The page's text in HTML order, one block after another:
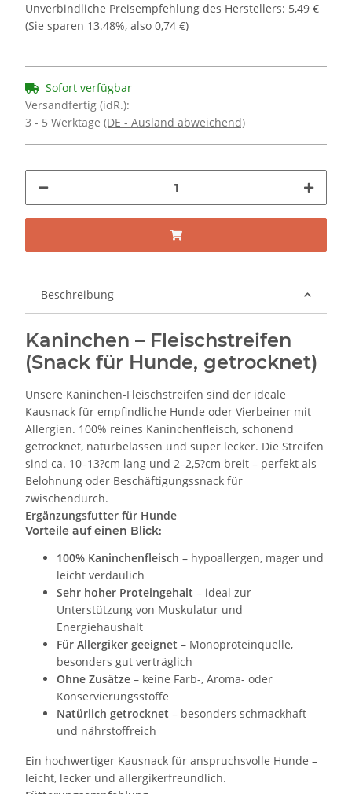
Unverbindliche Preisempfehlung des Herstellers: 5,49 €
(Sie sparen 13.48%, also 0,74 €)
Sofort verfügbar
Versandfertig (idR.):
3 - 5 Werktage (DE - Ausland abweichend)
Beschreibung
Kaninchen – Fleischstreifen
(Snack für Hunde, getrocknet)
Unsere Kaninchen-Fleischstreifen sind der ideale
Kausnack für empfindliche Hunde oder Vierbeiner mit
Allergien. 100% reines Kaninchenfleisch, schonend
getrocknet, naturbelassen und super lecker. Die Streifen
sind ca. 10–13?cm lang und 2–2,5?cm breit – perfekt als
Belohnung oder Beschäftigungssnack für
zwischendurch.
Ergänzungsfutter für Hunde
Vorteile auf einen Blick:
100% Kaninchenfleisch – hypoallergen, mager und
leicht verdaulich
Sehr hoher Proteingehalt – ideal zur
Unterstützung von Muskulatur und
Energiehaushalt
Für Allergiker geeignet – Monoproteinquelle,
besonders gut verträglich
Ohne Zusätze – keine Farb-, Aroma- oder
Konservierungsstoffe
Natürlich getrocknet – besonders schmackhaft
und nährstoffreich
Ein hochwertiger Kausnack für anspruchsvolle Hunde –
leicht, lecker und allergikerfreundlich.